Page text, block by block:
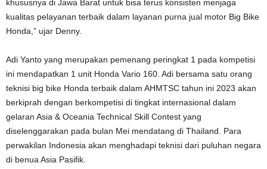
khususnya di Jawa Barat untuk bisa terus konsisten menjaga
kualitas pelayanan terbaik dalam layanan purna jual motor Big Bike
Honda,” ujar Denny.
Adi Yanto yang merupakan pemenang peringkat 1 pada kompetisi
ini mendapatkan 1 unit Honda Vario 160. Adi bersama satu orang
teknisi big bike Honda terbaik dalam AHMTSC tahun ini 2023 akan
berkiprah dengan berkompetisi di tingkat internasional dalam
gelaran Asia & Oceania Technical Skill Contest yang
diselenggarakan pada bulan Mei mendatang di Thailand. Para
perwakilan Indonesia akan menghadapi teknisi dari puluhan negara
di benua Asia Pasifik.